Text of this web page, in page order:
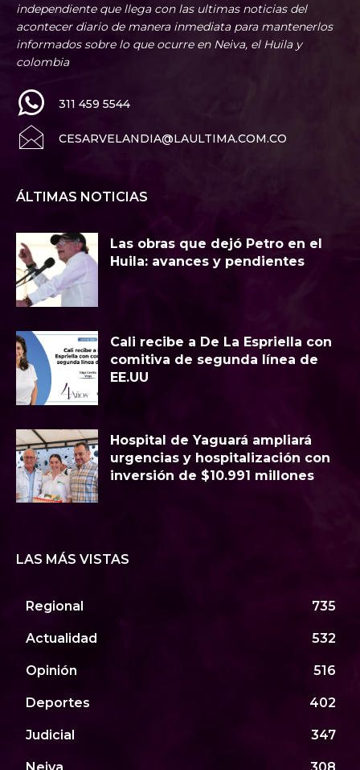
independiente que llega con las ultimas noticias del
acontecer diario de manera inmediata para mantenerlos
informados sobre lo que ocurre en Neiva, el Huila y
colombia
311 459 5544
CESARVELANDIA@LAULTIMA.COM.CO
ÁLTIMAS NOTICIAS
Las obras que dejó Petro en el
Huila: avances y pendientes
Cali recibe a De La Espriella con
comitiva de segunda línea de
EE.UU
Hospital de Yaguará ampliará
urgencias y hospitalización con
inversión de $10.991 millones
LAS MÁS VISTAS
Regional 735
Actualidad 532
Opinión 516
Deportes 402
Judicial 347